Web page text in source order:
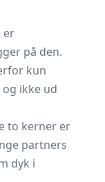
er
på den.
kun
ikke ud
to kerner er
partners
dyk i